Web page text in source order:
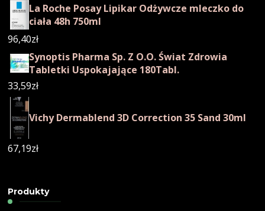
La Roche Posay Lipikar Odżywcze mleczko do
ciała 48h 750ml
96,40zł
Synoptis Pharma Sp. Z O.O. Świat Zdrowia
Tabletki Uspokajające 180Tabl.
33,59zł
Vichy Dermablend 3D Correction 35 Sand 30ml
67,19zł
Produkty